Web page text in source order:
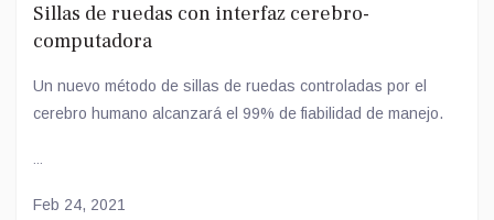
Sillas de ruedas con interfaz cerebro-
computadora
Un nuevo método de sillas de ruedas controladas por el
cerebro humano alcanzará el 99% de fiabilidad de manejo.
...
Feb 24, 2021